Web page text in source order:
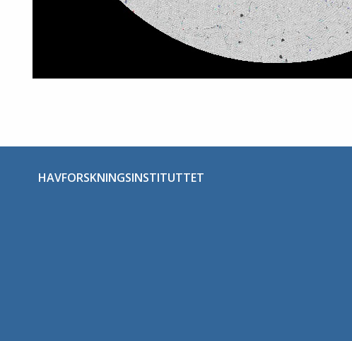
HAVFORSKNINGSINSTITUTTET